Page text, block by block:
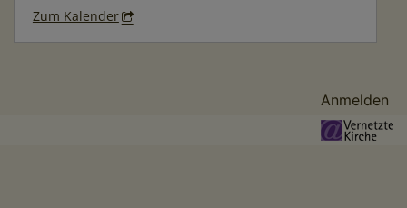
Zum Kalender
Anmelden